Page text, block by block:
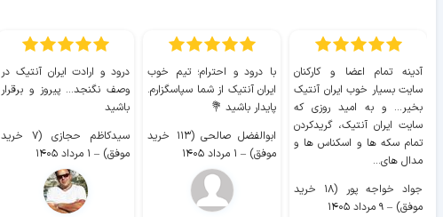
آدینه تمام اعضا و کارکنان
سایت بسیار خوب ايران آنتیک
بخیر... و به امید روزی که
سایت ايران آنتیک، گریدکردن
تمام سکه ها و اسکناس ها و
مدال های...
جواد خواجه پور (۱۸ خرید
موفق) – ۹ مرداد ۱۴۰۵
با درود و احترام؛ تیم خوب
ایران آنتیک از شما سپاسگزارم.
پایدار باشید 💐
ابوالفضل صالحی (۱۱۳ خرید
موفق) – ۱ مرداد ۱۴۰۵
درود و ارادت ایران آنتیک در
وصف نگنجد... پیروز و برقرار
باشید
سیدکاظم حجازی (۷ خرید
موفق) – ۱ مرداد ۱۴۰۵